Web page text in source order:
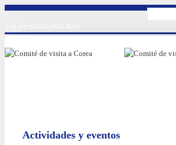
Actividades y eventos